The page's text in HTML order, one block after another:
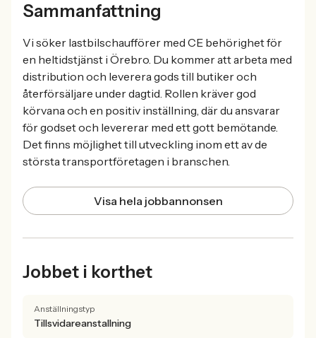
Sammanfattning
Vi söker lastbilschaufförer med CE behörighet för
en heltidstjänst i Örebro. Du kommer att arbeta med
distribution och leverera gods till butiker och
återförsäljare under dagtid. Rollen kräver god
körvana och en positiv inställning, där du ansvarar
för godset och levererar med ett gott bemötande.
Det finns möjlighet till utveckling inom ett av de
största transportföretagen i branschen.
Visa hela jobbannonsen
Jobbet i korthet
Anställningstyp
Tillsvidareanstallning